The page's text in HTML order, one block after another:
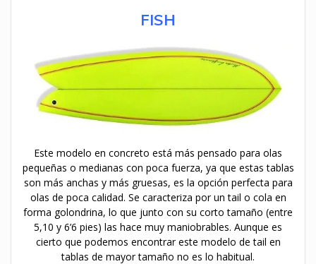
FISH
Este modelo en concreto está más pensado para olas
pequeñas o medianas con poca fuerza, ya que estas tablas
son más anchas y más gruesas, es la opción perfecta para
olas de poca calidad. Se caracteriza por un tail o cola en
forma golondrina, lo que junto con su corto tamaño (entre
5,10 y 6’6 pies) las hace muy maniobrables. Aunque es
cierto que podemos encontrar este modelo de tail en
tablas de mayor tamaño no es lo habitual.